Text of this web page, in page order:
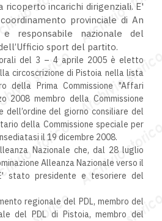
ricoperto incarichi dirigenziali. E'
provinciale di An
responsabile nazionale del
sport del partito.
del 3 – 4 aprile 2005 è eletto
circoscrizione di Pistoia nella lista
della Prima Commissione "Affari
2008 membro della Commissione
dell’ordine del giorno consiliare del
della Commissione speciale per
il 19 dicembre 2008.
Nazionale che, dal 28 luglio
Alleanza Nazionale verso il
stato presidente e tesoriere del
regionale del PDL, membro del
del PDL di Pistoia, membro del